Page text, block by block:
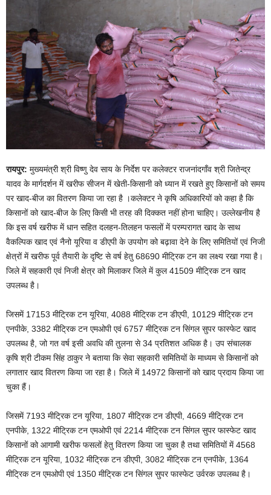
रायपुर: मुख्यमंत्री श्री विष्णु देव साय के निर्देश पर कलेक्टर राजनांदगाँव श्री जितेन्द्र
यादव के मार्गदर्शन में खरीफ सीजन में खेती-किसानी को ध्यान में रखते हुए किसानों को समय
पर खाद-बीज का वितरण किया जा रहा है ।कलेक्टर ने कृषि अधिकारियों को कहा है कि
किसानों को खाद-बीज के लिए किसी भी तरह की दिक्कत नहीं होना चाहिए। उल्लेखनीय है
कि इस वर्ष खरीफ में धान सहित दलहन-तिलहन फसलों में परम्परागत खाद के साथ
वैकल्पिक खाद एवं नैनो यूरिया व डीएपी के उपयोग को बढ़ावा देने के लिए समितियों एवं निजी
क्षेत्रों में खरीफ पूर्व तैयारी के दृष्टि से वर्ष हेतु 68690 मीट्रिक टन का लक्ष्य रखा गया है।
जिले में सहकारी एवं निजी क्षेत्र को मिलाकर जिले में कुल 41509 मीट्रिक टन खाद
उपलब्ध है।
जिसमें 17153 मीट्रिक टन यूरिया, 4088 मीट्रिक टन डीएपी, 10129 मीट्रिक टन
एनपीके, 3382 मीट्रिक टन एमओपी एवं 6757 मीट्रिक टन सिंगल सुपर फास्फेट खाद
उपलब्ध है, जो गत वर्ष इसी अवधि की तुलना से 34 प्रतिशत अधिक है। उप संचालक
कृषि श्री टीकम सिंह ठाकुर ने बताया कि सेवा सहकारी समितियों के माध्यम से किसानों को
लगातार खाद वितरण किया जा रहा है। जिले में 14972 किसानों को खाद प्रदाय किया जा
चुका हैं।
जिसमें 7193 मीट्रिक टन यूरिया, 1807 मीट्रिक टन डीएपी, 4669 मीट्रिक टन
एनपीके, 1322 मीट्रिक टन एमओपी एवं 2214 मीट्रिक टन सिंगल सुपर फास्फेट खाद
किसानों को आगामी खरीफ फसलों हेतु वितरण किया जा चुका है तथा समितियों में 4568
मीट्रिक टन यूरिया, 1032 मीट्रिक टन डीएपी, 3082 मीट्रिक टन एनपीके, 1364
मीट्रिक टन एमओपी एवं 1350 मीट्रिक टन सिंगल सुपर फास्फेट उर्वरक उपलब्ध है।